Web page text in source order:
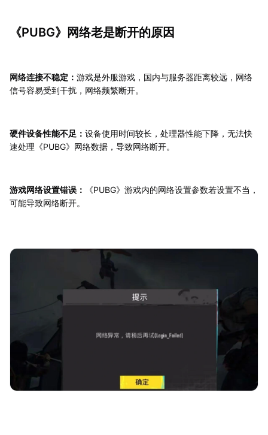
《PUBG》网络老是断开的原因
网络连接不稳定： 游戏是外服游戏，国内与服务器距离较远，网络
信号容易受到干扰，网络频繁断开。
硬件设备性能不足： 设备使用时间较长，处理器性能下降，无法快
速处理《PUBG》网络数据，导致网络断开。
游戏网络设置错误：
《PUBG》游戏内的网络设置参数若设置不当，
可能导致网络断开。